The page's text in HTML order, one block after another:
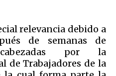
relevancia debido a
de semanas de
por la
de Trabajadores de la